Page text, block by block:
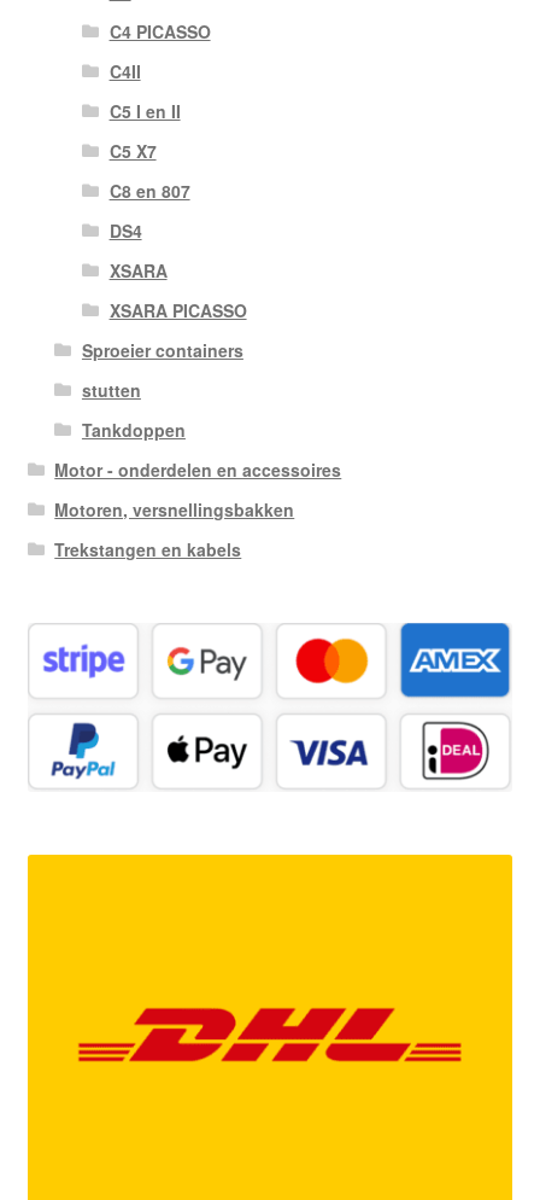
C4 PICASSO
C4II
C5 I en II
C5 X7
C8 en 807
DS4
XSARA
XSARA PICASSO
Sproeier containers
stutten
Tankdoppen
Motor - onderdelen en accessoires
Motoren, versnellingsbakken
Trekstangen en kabels